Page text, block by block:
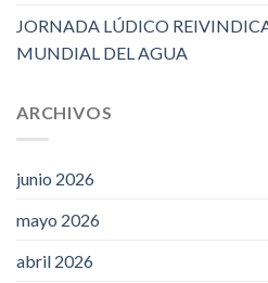
JORNADA LÚDICO
MUNDIAL DEL AGUA
ARCHIVOS
junio 2026
mayo 2026
abril 2026